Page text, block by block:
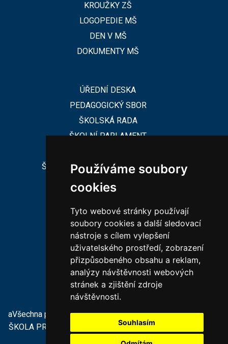
Používáme soubory
cookies
Tyto webové stránky používají
soubory cookies a další sledovací
nástroje s cílem vylepšení
uživatelského prostředí, zobrazení
přizpůsobeného obsahu a reklam,
analýzy návštěvnosti webových
stránek a zjištění zdroje
návštěvnosti.
Souhlasím
KROUŽKY ZŠ
LOGOPEDIE MŠ
DEN V MŠ
DOKUMENTY MŠ
ÚŘEDNÍ DESKA
PEDAGOGICKÝ SBOR
ŠKOLSKÁ RADA
ŠKOLNÍ PARLAMENT
ŠKOLNÍ PORADENSKÉ PRACOVIŠTĚ
CHARAKTERISTIKA ZŠ
CHARAKTERISTIKA MŠ
VEŘEJNÉ ZAKÁZKY
PODPORUJÍ NÁS
KONTAKTY
PROHLÁŠENÍ O PŘÍSTUPNOSTI
aVšechna práva vyhrazena ZÁKLADNÍ ŠKOLA A MATEŘSKÁ
ŠKOLA PRO SLUCHOVĚ POSTIŽENÉ A VADY ŘEČI
ISSA CZECH